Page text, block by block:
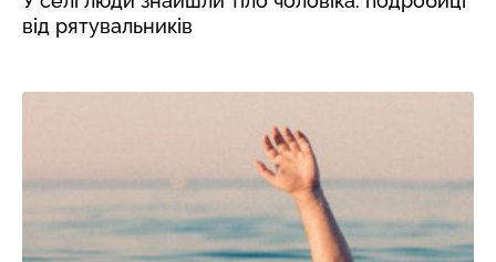
від рятувальників